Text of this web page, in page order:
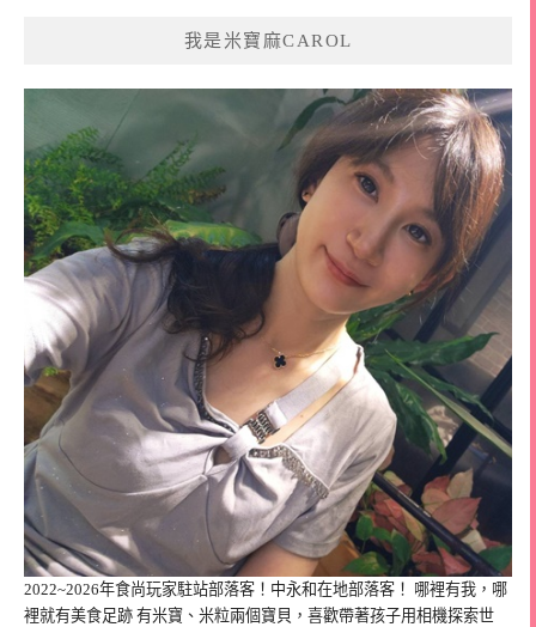
我是米寶麻CAROL
2022~2026年食尚玩家駐站部落客！中永和在地部落客！ 哪裡有我，哪
裡就有美食足跡 有米寶、米粒兩個寶貝，喜歡帶著孩子用相機探索世